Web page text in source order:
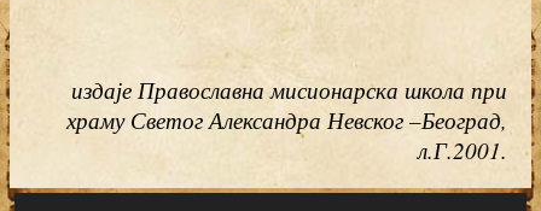
издаје Православна мисионарска школа при
храму Светог Александра Невског –Београд,
л.Г.2001.